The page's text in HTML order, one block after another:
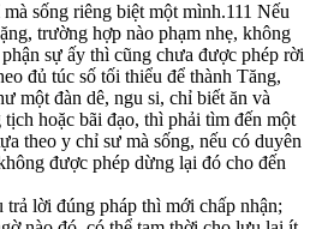
sống riêng biệt một mình.111 Nếu
trường hợp nào phạm nhẹ, không
sự ấy thì cũng chưa được phép rời
đủ túc số tối thiểu để thành Tăng,
một đàn dê, ngu si, chỉ biết ăn và
hoặc bãi đạo, thì phải tìm đến một
theo y chỉ sư mà sống, nếu có duyên
được phép dừng lại đó cho đến
lời đúng pháp thì mới chấp nhận;